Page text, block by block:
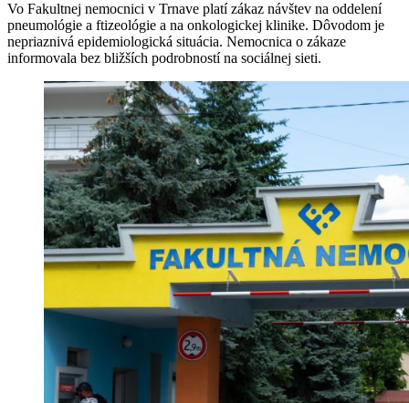
Vo Fakultnej nemocnici v Trnave platí zákaz návštev na oddelení
pneumológie a ftizeológie a na onkologickej klinike. Dôvodom je
nepriaznivá epidemiologická situácia. Nemocnica o zákaze
informovala bez bližších podrobností na sociálnej sieti.